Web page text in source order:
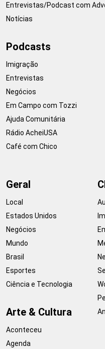
Entrevistas/Podcast com
Notícias
Podcasts
Imigração
Entrevistas
Negócios
Em Campo com Tozzi
Ajuda Comunitária
Rádio AcheiUSA
Café com Chico
Geral
Local
Estados Unidos
Negócios
Mundo
Brasil
Esportes
Ciência e Tecnologia
Arte & Cultura
Aconteceu
Agenda